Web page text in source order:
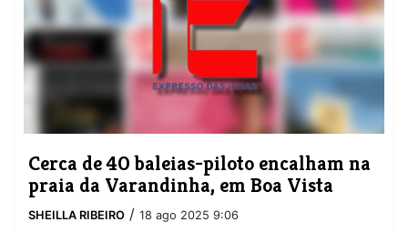
Cerca de 40 baleias-piloto encalham na
praia da Varandinha, em Boa Vista
SHEILLA RIBEIRO / 18 ago 2025 9:06